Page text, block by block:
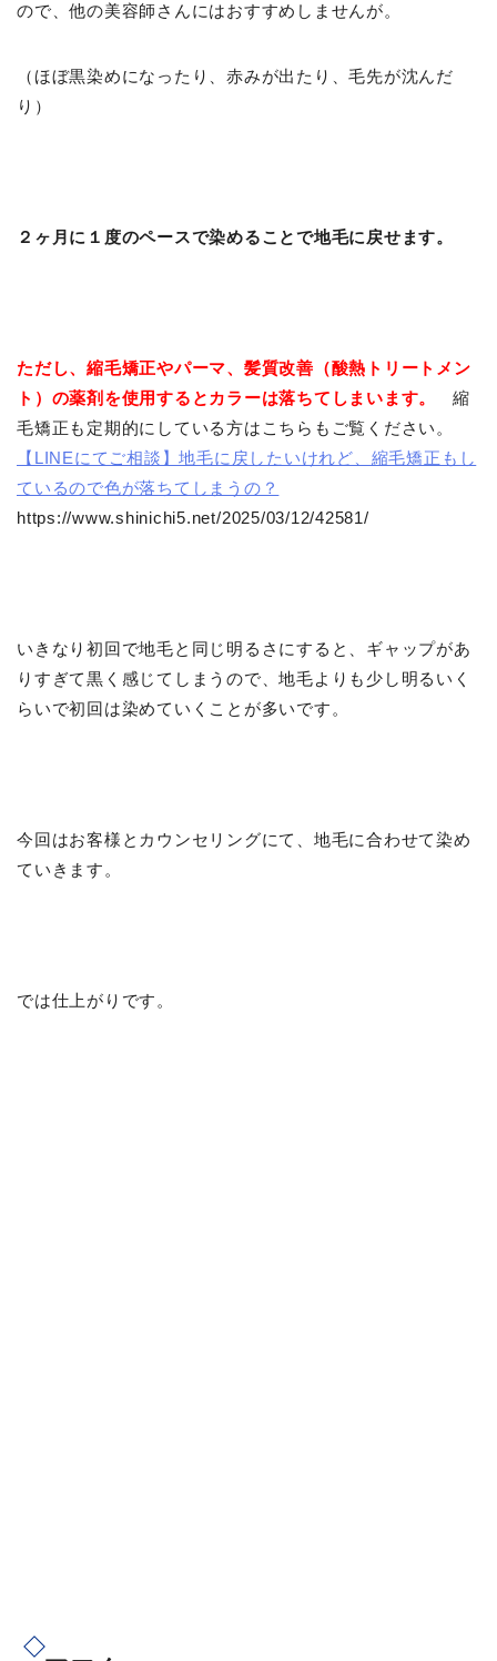
ので、他の美容師さんにはおすすめしませんが。
（ほぼ黒染めになったり、赤みが出たり、毛先が沈んだ
り）
２ヶ月に１度のペースで染めることで地毛に戻せます。
ただし、縮毛矯正やパーマ、髪質改善（酸熱トリートメン
ト）の薬剤を使用するとカラーは落ちてしまいます。
縮
毛矯正も定期的にしている方はこちらもご覧ください。
【LINEにてご相談】地毛に戻したいけれど、縮毛矯正もし
ているので色が落ちてしまうの？
https://www.shinichi5.net/2025/03/12/42581/
いきなり初回で地毛と同じ明るさにすると、ギャップがあ
りすぎて黒く感じてしまうので、地毛よりも少し明るいく
らいで初回は染めていくことが多いです。
今回はお客様とカウンセリングにて、地毛に合わせて染め
ていきます。
では仕上がりです。